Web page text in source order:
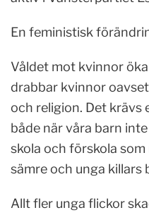
En feministisk
Våldet mot kvinnor
drabbar kvinnor
och religion. Det krävs
både när våra barn
skola och förskola
sämre och unga killars
Allt fler unga flickor